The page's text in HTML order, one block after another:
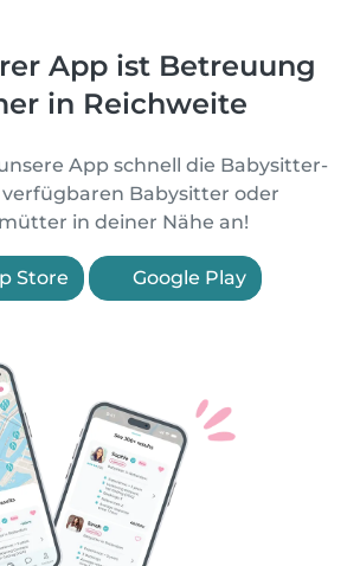
App ist Betreuung
in Reichweite
App schnell die Babysitter-
verfügbaren Babysitter oder
in deiner Nähe an!
Store Google Play